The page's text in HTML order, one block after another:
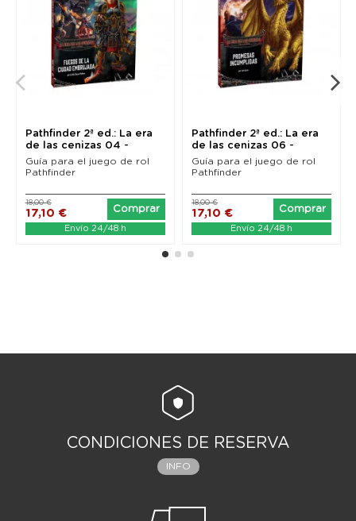
Pathfinder 2ª ed.: La era
de las cenizas 04 -
Fuegos de la...
Guía para el juego de rol
Pathfinder
17,10 €
18,00 €
Comprar
Envío 24/48 h
Pathfinder 2ª ed.: La era
de las cenizas 06 -
Promesas...
Guía para el juego de rol
Pathfinder
17,10 €
18,00 €
Comprar
Envío 24/48 h
CONDICIONES DE RESERVA
INFO